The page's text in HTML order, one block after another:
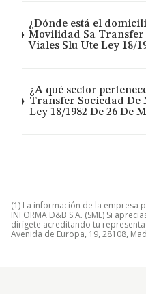
¿Dónde está el
Movilidad Sa Transfer
Viales Slu Ute Ley 18/
¿A qué sector
Transfer Sociedad De
Ley 18/1982 De 26 De
(1) La información de la empresa
INFORMA D&B S.A. (SME) Si
dirígete acreditando tu
Avenida de Europa, 19, 28108,